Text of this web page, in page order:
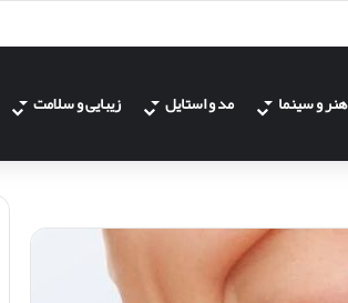
هنر و سینما مد و استایل زیبایی و سلامت